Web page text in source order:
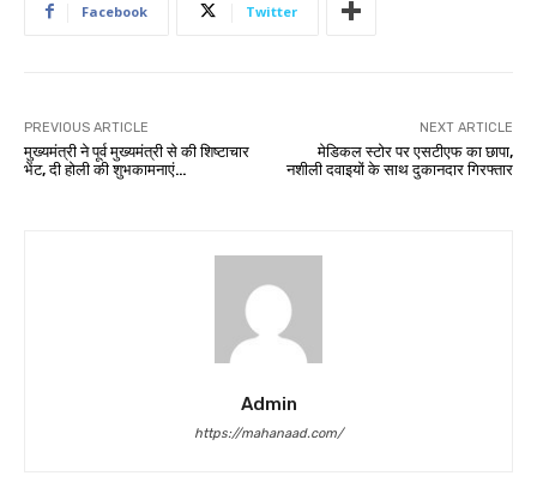
Facebook Twitter
PREVIOUS ARTICLE
मुख्यमंत्री ने पूर्व मुख्यमंत्री से की शिष्टाचार
भेंट, दी होली की शुभकामनाएं…
NEXT ARTICLE
मेडिकल स्टोर पर एसटीएफ का छापा,
नशीली दवाइयों के साथ दुकानदार गिरफ्तार
Admin
https://mahanaad.com/